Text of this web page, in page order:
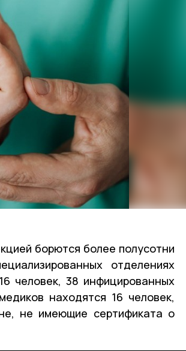
борются более полусотни
отделениях
человек, 38 инфицированных
находятся 16 человек,
не имеющие сертификата о